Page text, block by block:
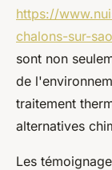
https://
chalons-sur-
sont non
de
traitement
alternatives
Les